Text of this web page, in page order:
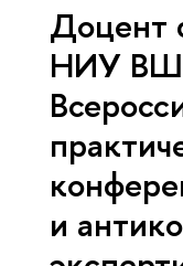
Доцент
НИУ
и